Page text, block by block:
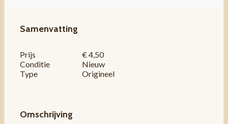
Samenvatting
Prijs
€ 4,50
Conditie
Nieuw
Type
Origineel
Omschrijving